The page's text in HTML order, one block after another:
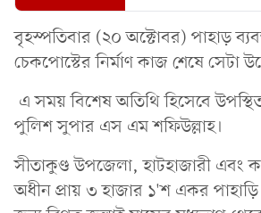
বৃহস্পতিবার (২০ অক্টোবর) পাহাড়
চেকপোস্টের নির্মাণ কাজ শেষে সেটা
এ সময় বিশেষ অতিথি হিসেবে উপস্থিত
পুলিশ সুপার এস এম শফিউল্লাহ।
সীতাকুণ্ড উপজেলা, হাটহাজারী এবং
অধীন প্রায় ৩ হাজার ১'শ একর